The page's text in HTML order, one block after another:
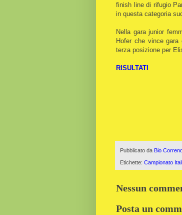
finish line di rifugio
in questa categoria
Nella gara junior
Hofer che vince
terza posizione per
RISULTATI
Pubblicato da Bio
Etichette: Campionato
Nessun
Posta un